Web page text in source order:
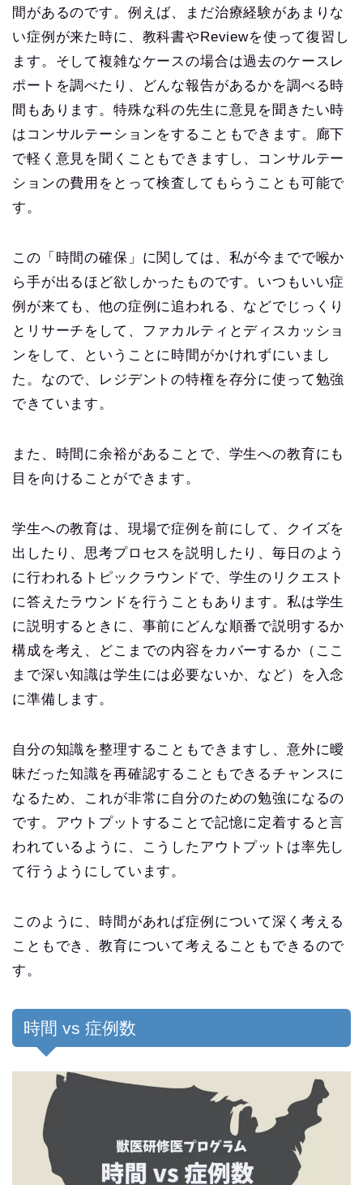
間があるのです。例えば、まだ治療経験があまりな
い症例が来た時に、教科書やReviewを使って復習し
ます。そして複雑なケースの場合は過去のケースレ
ポートを調べたり、どんな報告があるかを調べる時
間もあります。特殊な科の先生に意見を聞きたい時
はコンサルテーションをすることもできます。廊下
で軽く意見を聞くこともできますし、コンサルテー
ションの費用をとって検査してもらうことも可能で
す。
この「時間の確保」に関しては、私が今までで喉か
ら手が出るほど欲しかったものです。いつもいい症
例が来ても、他の症例に追われる、などでじっくり
とリサーチをして、ファカルティとディスカッショ
ンをして、ということに時間がかけれずにいまし
た。なので、レジデントの特権を存分に使って勉強
できています。
また、時間に余裕があることで、学生への教育にも
目を向けることができます。
学生への教育は、現場で症例を前にして、クイズを
出したり、思考プロセスを説明したり、毎日のよう
に行われるトピックラウンドで、学生のリクエスト
に答えたラウンドを行うこともあります。私は学生
に説明するときに、事前にどんな順番で説明するか
構成を考え、どこまでの内容をカバーするか（ここ
まで深い知識は学生には必要ないか、など）を入念
に準備します。
自分の知識を整理することもできますし、意外に曖
昧だった知識を再確認することもできるチャンスに
なるため、これが非常に自分のための勉強になるの
です。アウトプットすることで記憶に定着すると言
われているように、こうしたアウトプットは率先し
て行うようにしています。
このように、時間があれば症例について深く考える
こともでき、教育について考えることもできるので
す。
時間 vs 症例数